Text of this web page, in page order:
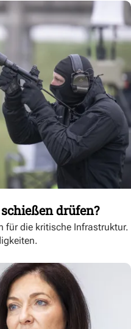
drüfen?
für die kritische Infrastruktur.